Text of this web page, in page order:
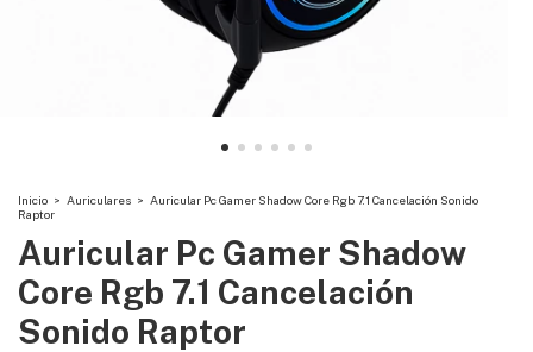
Inicio > Auriculares > Auricular Pc Gamer Shadow Core Rgb 7.1 Cancelación Sonido
Raptor
Auricular Pc Gamer Shadow
Core Rgb 7.1 Cancelación
Sonido Raptor